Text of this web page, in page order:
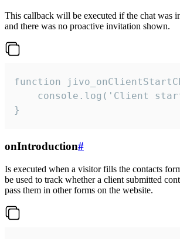
This callback will be executed if the chat was
and there was no proactive invitation shown.
function
console.log('Client
}
onIntroduction#
Is executed when a visitor fills the contacts
be used to track whether a client submitted
pass them in other forms on the website.